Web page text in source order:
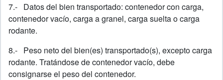
7.- Datos del bien transportado: contenedor con carga,
contenedor vacío, carga a granel, carga suelta o carga
rodante.
8.- Peso neto del bien(es) transportado(s), excepto carga
rodante. Tratándose de contenedor vacío, debe
consignarse el peso del contenedor.